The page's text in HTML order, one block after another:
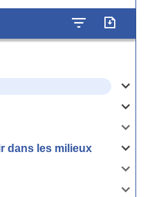
Ouvrir
la
générales
Ouvrir
la
chimie
Ouvrir
la
dans les milieux
Ouvrir
la
et
Ouvrir
la
Ouvrir